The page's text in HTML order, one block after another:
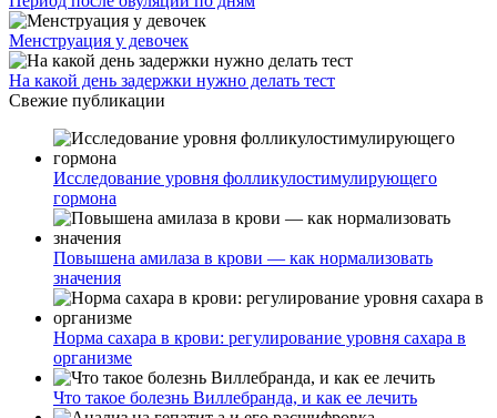
Менструация у девочек
На какой день задержки нужно делать тест
Свежие публикации
Исследование уровня фолликулостимулирующего
гормона
Повышена амилаза в крови — как нормализовать
значения
Норма сахара в крови: регулирование уровня сахара в
организме
Что такое болезнь Виллебранда, и как ее лечить